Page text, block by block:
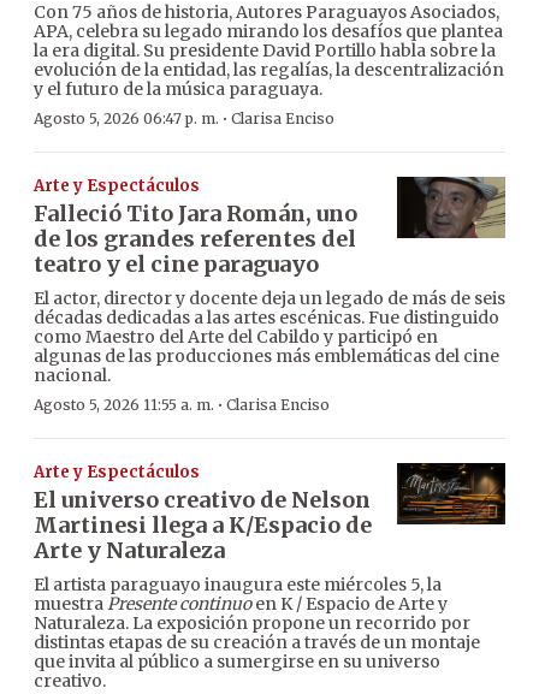
Con 75 años de historia, Autores Paraguayos Asociados,
APA, celebra su legado mirando los desafíos que plantea
la era digital. Su presidente David Portillo habla sobre la
evolución de la entidad, las regalías, la descentralización
y el futuro de la música paraguaya.
Agosto 5, 2026 06:47 p. m. · Clarisa Enciso
Arte y Espectáculos
Falleció Tito Jara Román, uno
de los grandes referentes del
teatro y el cine paraguayo
El actor, director y docente deja un legado de más de seis
décadas dedicadas a las artes escénicas. Fue distinguido
como Maestro del Arte del Cabildo y participó en
algunas de las producciones más emblemáticas del cine
nacional.
Agosto 5, 2026 11:55 a. m. · Clarisa Enciso
Arte y Espectáculos
El universo creativo de Nelson
Martinesi llega a K/Espacio de
Arte y Naturaleza
El artista paraguayo inaugura este miércoles 5, la
muestraPresente continuoen K / Espacio de Arte y
Naturaleza. La exposición propone un recorrido por
distintas etapas de su creación a través de un montaje
que invita al público a sumergirse en su universo
creativo.